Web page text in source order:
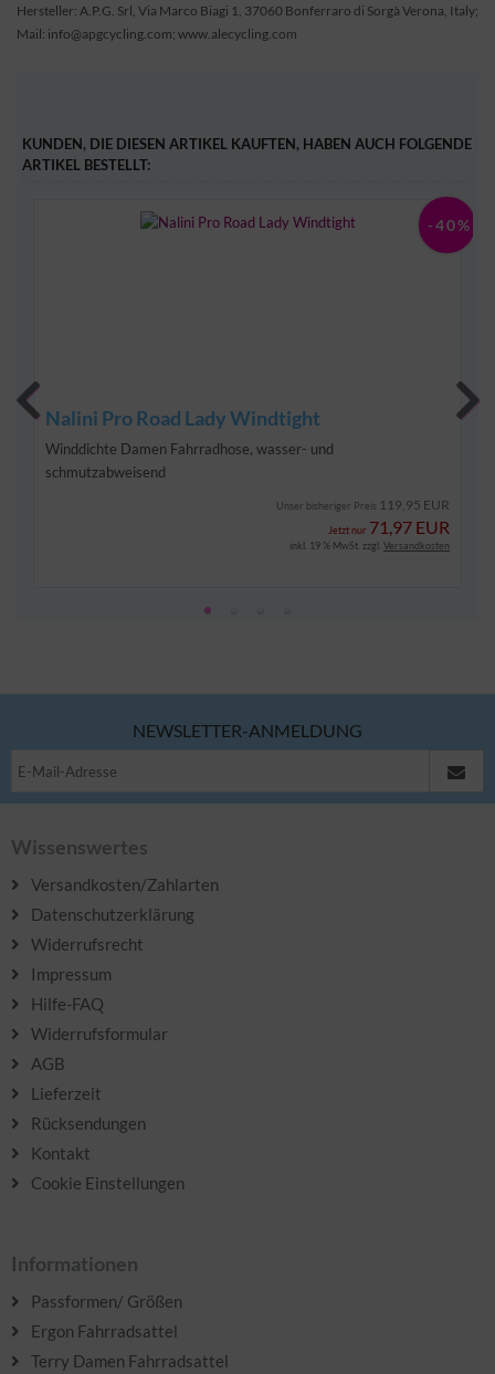
Hersteller: A.P.G. Srl, Via Marco Biagi 1, 37060 Bonferraro di Sorgà Verona, Italy;
Mail: info@apgcycling.com; www.alecycling.com
KUNDEN, DIE DIESEN ARTIKEL KAUFTEN, HABEN AUCH FOLGENDE
ARTIKEL BESTELLT:
Nalini Pro Road Lady Windtight
Winddichte Damen Fahrradhose, wasser- und
schmutzabweisend
Unser bisheriger Preis 119,95 EUR
Jetzt nur 71,97 EUR
-40%
inkl. 19 % MwSt. zzgl. Versandkosten
NEWSLETTER-ANMELDUNG
Wissenswertes
Versandkosten/Zahlarten
Datenschutzerklärung
Widerrufsrecht
Impressum
Hilfe-FAQ
Widerrufsformular
AGB
Lieferzeit
Rücksendungen
Kontakt
Cookie Einstellungen
Informationen
Passformen/ Größen
Ergon Fahrradsattel
Terry Damen Fahrradsattel